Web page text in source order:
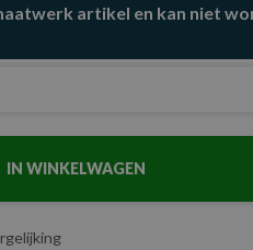
artikel en kan niet
IN WINKELWAGEN